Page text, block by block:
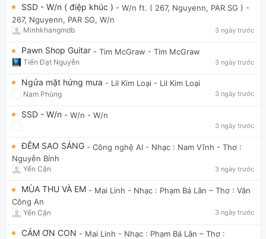
SSD - W/n ( điệp khúc ) - W/n ft. ( 267, Nguyenn, PAR SG ) -
267, Nguyenn, PAR SG, W/n
Minhkhangmdb 3 ngày trước
Pawn Shop Guitar - Tim McGraw - Tim McGraw
Tiến Đạt Nguyễn 3 ngày trước
Ngửa mặt hứng mưa - Lil Kim Loại - Lil Kim Loại
Nam Phùng 3 ngày trước
SSD - W/n - W/n - W/n
3 ngày trước
ĐÊM SAO SÁNG - Công nghệ AI - Nhạc : Nam Vĩnh - Thơ :
Nguyễn Bính
Yến Cận 3 ngày trước
MÙA THU VÀ EM - Mai Linh - Nhạc : Phạm Bá Lân – Thơ : Văn
Công An
Yến Cận 3 ngày trước
CÁM ƠN CON - Mai Linh - Nhạc : Phạm Bá Lân – Thơ :